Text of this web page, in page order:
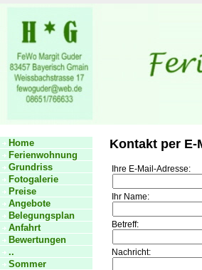
Home
Ferienwohnung
Grundriss
Fotogalerie
Preise
Angebote
Belegungsplan
Anfahrt
Bewertungen
..
Sommer
Kontakt per E-
Ihre E-Mail-Adresse:
Ihr Name:
Betreff:
Nachricht: